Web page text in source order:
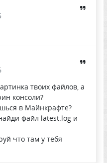
твоих файлов, а
консоли?
в Майнкрафте?
файл latest.log и
что там у тебя